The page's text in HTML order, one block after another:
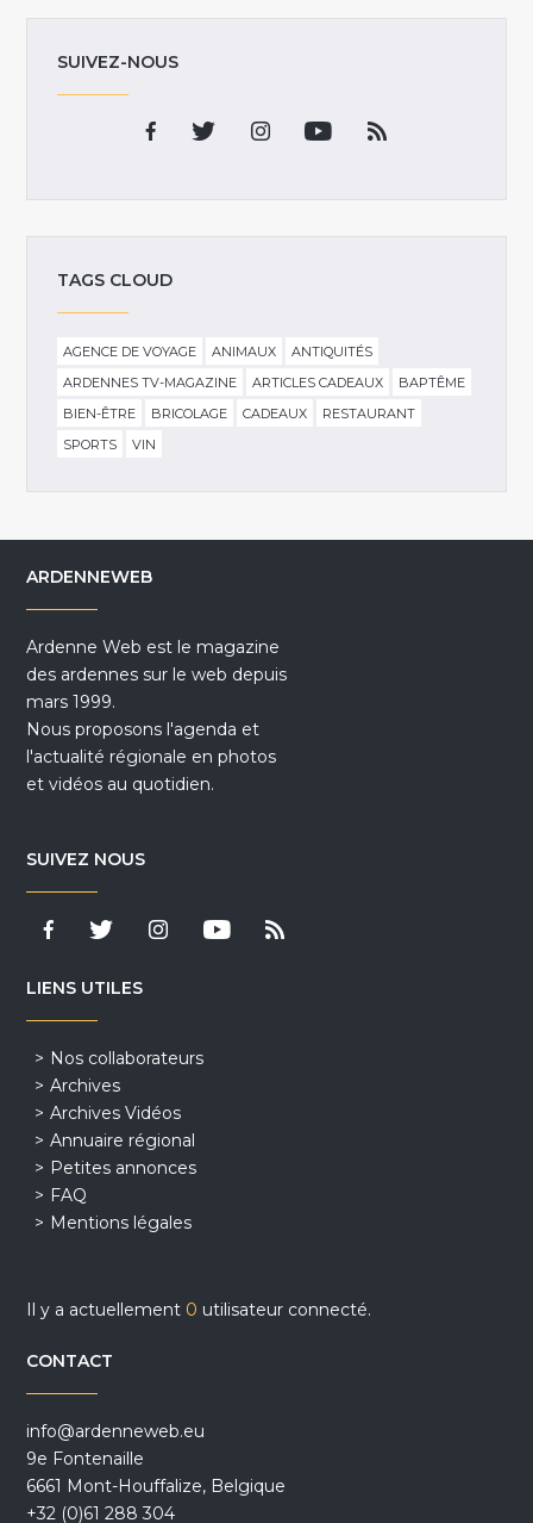
SUIVEZ-NOUS
TAGS CLOUD
AGENCE DE VOYAGE ANIMAUX
ANTIQUITÉS
ARDENNES TV-MAGAZINE
ARTICLES CADEAUX
BAPTÊME
BIEN-ÊTRE
BRICOLAGE CADEAUX
RESTAURANT
SPORTS
VIN
ARDENNEWEB
Ardenne Web est le magazine
des ardennes sur le web depuis
mars 1999.
Nous proposons l'agenda et
l'actualité régionale en photos
et vidéos au quotidien.
SUIVEZ NOUS
LIENS UTILES
Nos collaborateurs
Archives
Archives Vidéos
Annuaire régional
Petites annonces
FAQ
Mentions légales
Il y a actuellement 0 utilisateur connecté.
CONTACT
info@ardenneweb.eu
9e Fontenaille
6661 Mont-Houffalize, Belgique
+32 (0)61 288 304